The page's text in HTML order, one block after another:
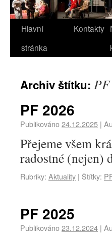
Hlavní
stránka
Kontakty
Archiv štítku: PF
PF 2026
Publikováno24.12.2025 |
Přejeme všem
radostné (nejen)
Rubriky: Aktuality | Štítky:
PF 2025
Publikováno23.12.2024 |